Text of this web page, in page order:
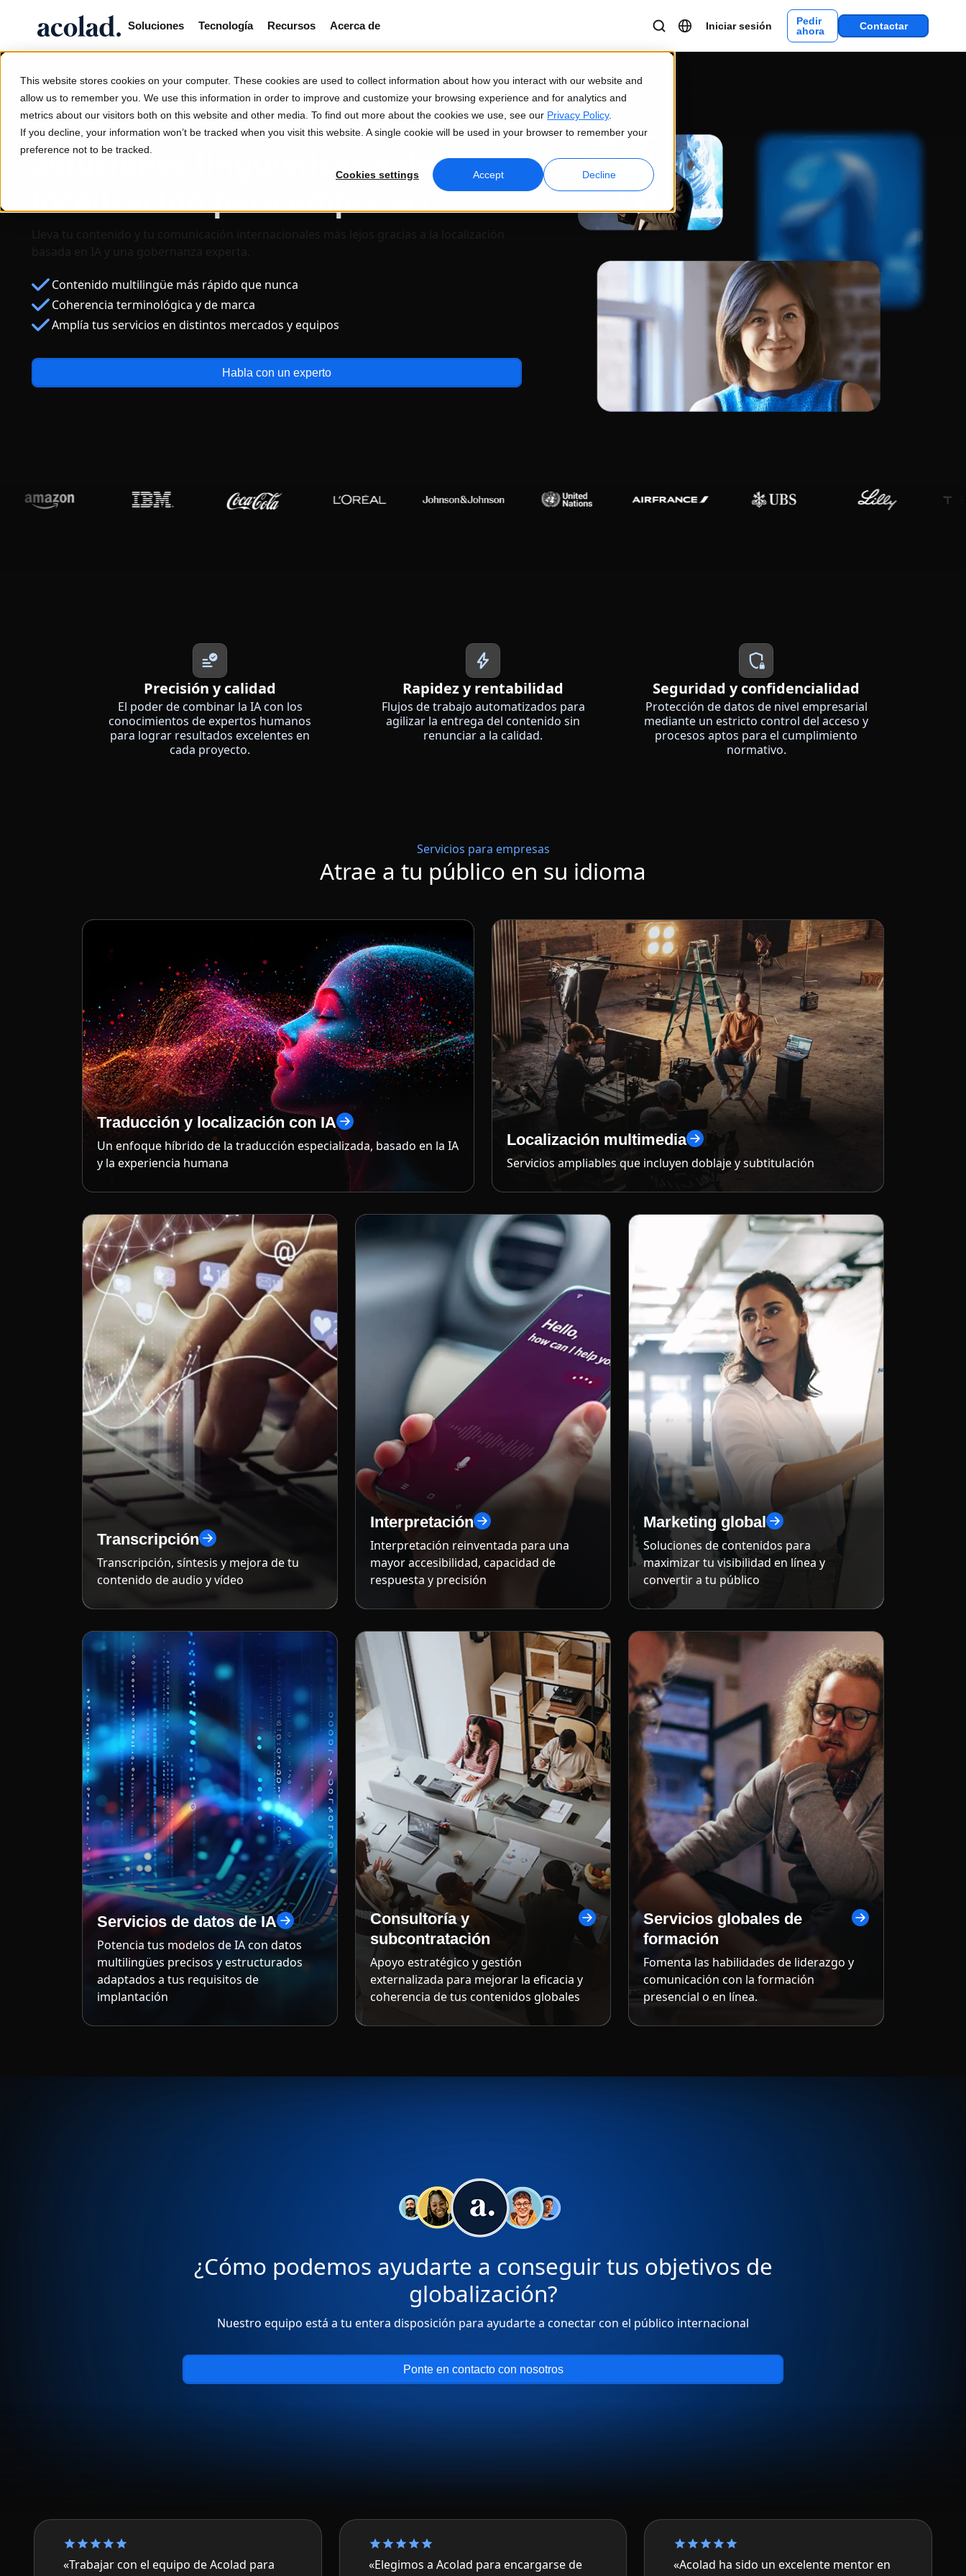
This website stores cookies on your computer. These cookies are used to collect information about how you interact with our website and
allow us to remember you. We use this information in order to improve and customize your browsing experience and for analytics and
metrics about our visitors both on this website and other media. To find out more about the cookies we use, see our Privacy Policy.
If you decline, your information won’t be tracked when you visit this website. A single cookie will be used in your browser to remember your
preference not to be tracked.
Cookies settings Accept Decline
Soluciones Tecnología Recursos Acerca de Iniciar sesión
Pedir
ahora
Contactar
Soluciones lingüísticas y de
localización para empresas
Lleva tu contenido y tu comunicación internacionales más lejos gracias a la localización
basada en IA y una gobernanza experta.
Contenido multilingüe más rápido que nunca
Coherencia terminológica y de marca
Amplía tus servicios en distintos mercados y equipos
Habla con un experto
Precisión y calidad
El poder de combinar la IA con los
conocimientos de expertos humanos
para lograr resultados excelentes en
cada proyecto.
Rapidez y rentabilidad
Flujos de trabajo automatizados para
agilizar la entrega del contenido sin
renunciar a la calidad.
Seguridad y confidencialidad
Protección de datos de nivel empresarial
mediante un estricto control del acceso y
procesos aptos para el cumplimiento
normativo.
Servicios para empresas
Atrae a tu público en su idioma
Traducción y localización con IA
Un enfoque híbrido de la traducción especializada, basado en la IA
y la experiencia humana
Localización multimedia
Servicios ampliables que incluyen doblaje y subtitulación
Transcripción
Transcripción, síntesis y mejora de tu
contenido de audio y vídeo
Interpretación
Interpretación reinventada para una
mayor accesibilidad, capacidad de
respuesta y precisión
Marketing global
Soluciones de contenidos para
maximizar tu visibilidad en línea y
convertir a tu público
Servicios de datos de IA
Potencia tus modelos de IA con datos
multilingües precisos y estructurados
adaptados a tus requisitos de
implantación
Consultoría y
subcontratación
Apoyo estratégico y gestión
externalizada para mejorar la eficacia y
coherencia de tus contenidos globales
Servicios globales de
formación
Fomenta las habilidades de liderazgo y
comunicación con la formación
presencial o en línea.
¿Cómo podemos ayudarte a conseguir tus objetivos de
globalización?
Nuestro equipo está a tu entera disposición para ayudarte a conectar con el público internacional
Ponte en contacto con nosotros
«Trabajar con el equipo de Acolad para
«Elegimos a Acolad para encargarse de
«Acolad ha sido un excelente mentor en